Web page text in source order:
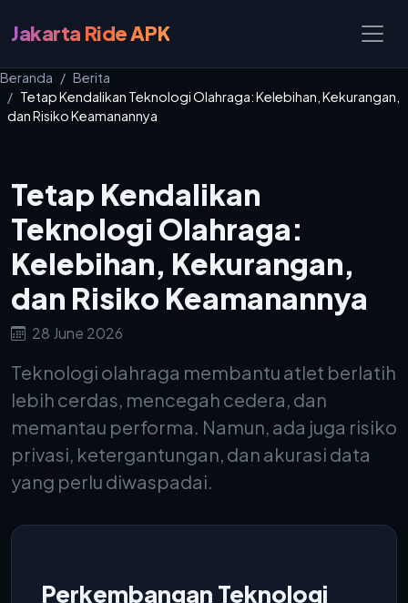
Jakarta Ride APK
Beranda
Berita
Tetap Kendalikan Teknologi Olahraga: Kelebihan, Kekurangan,
dan Risiko Keamanannya
Tetap Kendalikan
Teknologi Olahraga:
Kelebihan, Kekurangan,
dan Risiko Keamanannya
28 June 2026
Teknologi olahraga membantu atlet berlatih
lebih cerdas, mencegah cedera, dan
memantau performa. Namun, ada juga risiko
privasi, ketergantungan, dan akurasi data
yang perlu diwaspadai.
Perkembangan Teknologi